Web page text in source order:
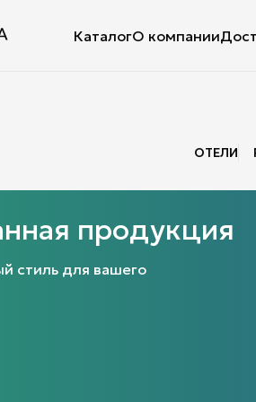
КаталогО компании
ОТЕЛИ
вместе с нами